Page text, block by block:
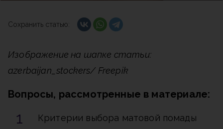
Сохранить статью:
Изображение на шапке статьи:
azerbaijan_stockers/ Freepik
Вопросы, рассмотренные в материале:
Критерии выбора матовой помады